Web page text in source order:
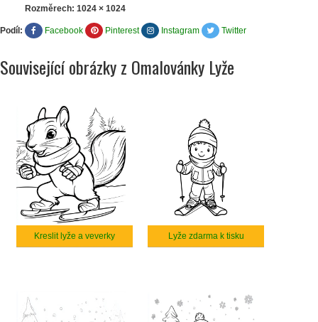
Rozměrech: 1024 × 1024
Podíl: Facebook Pinterest Instagram Twitter
Související obrázky z Omalovánky Lyže
Kreslit lyže a veverky Lyže zdarma k tisku